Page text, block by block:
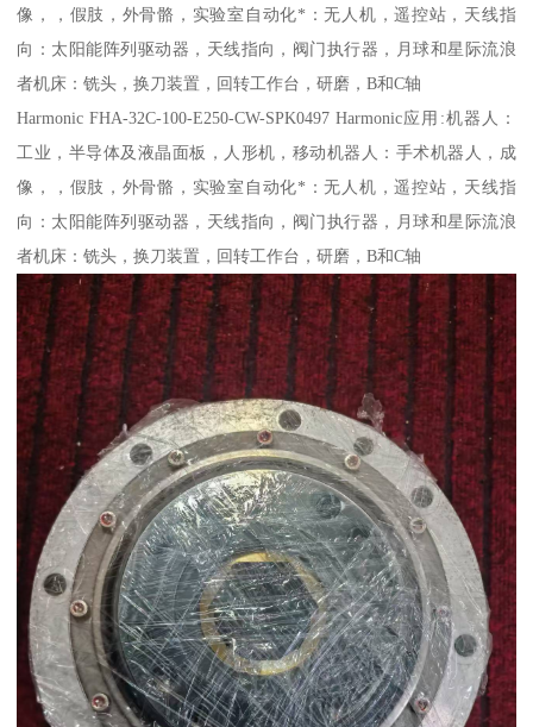
像，，假肢，外骨骼，实验室自动化*：无人机，遥控站，天线指
向：太阳能阵列驱动器，天线指向，阀门执行器，月球和星际流浪
者机床：铣头，换刀装置，回转工作台，研磨，B和C轴
Harmonic FHA-32C-100-E250-CW-SPK0497 Harmonic应用:机器人：
工业，半导体及液晶面板，人形机，移动机器人：手术机器人，成
像，，假肢，外骨骼，实验室自动化*：无人机，遥控站，天线指
向：太阳能阵列驱动器，天线指向，阀门执行器，月球和星际流浪
者机床：铣头，换刀装置，回转工作台，研磨，B和C轴